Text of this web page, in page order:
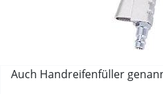
Auch Handreifenfüller